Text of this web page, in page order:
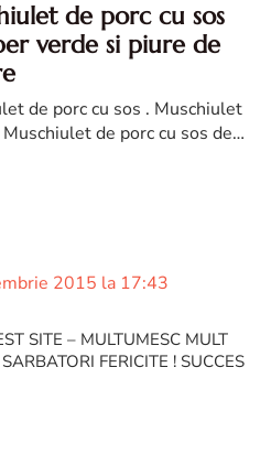
de porc cu sos
verde si piure de
de porc cu sos . Muschiulet
de porc cu sos de
2015 la 17:43
SITE – MULTUMESC MULT
FERICITE ! SUCCES